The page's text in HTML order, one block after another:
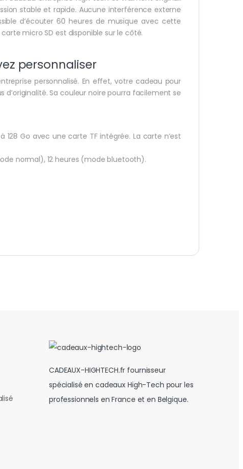
stable et rapide. Aucune interférence externe
d’écouter 60 heures de musique avec cette
micro SD est disponible sur le côté.
personnaliser
personnalisé. En effet, votre cadeau pour
d’originalité. Sa couleur noire pourra facilement se
Go avec une carte TF intégrée. La carte n’est
normal), 12 heures (mode bluetooth).
CADEAUX-HIGHTECH.fr fournisseur
spécialisé en cadeaux High-Tech pour les
professionnels en France et en Belgique.